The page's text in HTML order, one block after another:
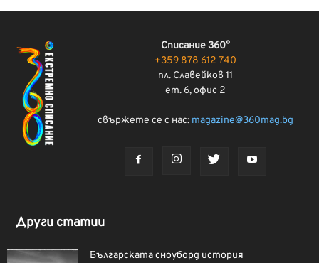
Списание 360°
+359 878 612 740
пл. Славейков 11
ет. 6, офис 2
свържете се с нас: magazine@360mag.bg
Други статии
Българската сноуборд история